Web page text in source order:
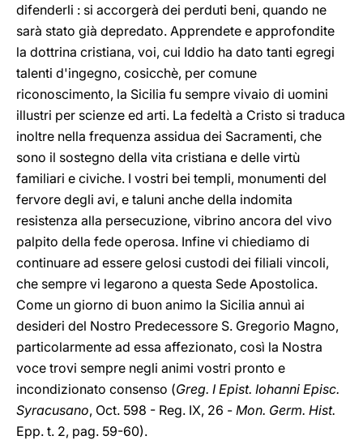
difenderli : si accorgerà dei perduti beni, quando ne
sarà stato già depredato. Apprendete e approfondite
la dottrina cristiana, voi, cui Iddio ha dato tanti egregi
talenti d'ingegno, cosicchè, per comune
riconoscimento, la Sicilia fu sempre vivaio di uomini
illustri per scienze ed arti. La fedeltà a Cristo si traduca
inoltre nella frequenza assidua dei Sacramenti, che
sono il sostegno della vita cristiana e delle virtù
familiari e civiche. I vostri bei templi, monumenti del
fervore degli avi, e taluni anche della indomita
resistenza alla persecuzione, vibrino ancora del vivo
palpito della fede operosa. Infine vi chiediamo di
continuare ad essere gelosi custodi dei filiali vincoli,
che sempre vi legarono a questa Sede Apostolica.
Come un giorno di buon animo la Sicilia annuì ai
desideri del Nostro Predecessore S. Gregorio Magno,
particolarmente ad essa affezionato, così la Nostra
voce trovi sempre negli animi vostri pronto e
incondizionato consenso (Greg. I Epist. Iohanni Episc.
Syracusano, Oct. 598 - Reg. IX, 26 - Mon. Germ. Hist.
Epp. t. 2, pag. 59-60).